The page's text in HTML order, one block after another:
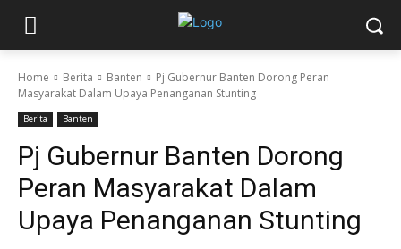
Home Berita Banten
Pj Gubernur Banten Dorong Peran
Masyarakat Dalam Upaya Penanganan Stunting
Berita Banten
Pj Gubernur Banten Dorong
Peran Masyarakat Dalam
Upaya Penanganan Stunting